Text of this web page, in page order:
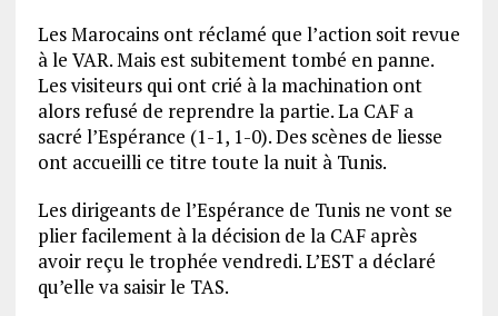
Les Marocains ont réclamé que l’action soit revue
à le VAR. Mais est subitement tombé en panne.
Les visiteurs qui ont crié à la machination ont
alors refusé de reprendre la partie. La CAF a
sacré l’Espérance (1-1, 1-0). Des scènes de liesse
ont accueilli ce titre toute la nuit à Tunis.
Les dirigeants de l’Espérance de Tunis ne vont se
plier facilement à la décision de la CAF après
avoir reçu le trophée vendredi. L’EST a déclaré
qu’elle va saisir le TAS.